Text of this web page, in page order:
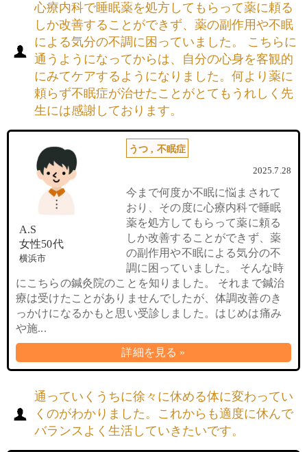
心療内科で睡眠薬を処方してもらって薬に頼る
しか改善することができず、薬の副作用や不眠
による気分の不調に困っていました。 こちらに
通うようになってからは、自分の心身を客観的
にみてケアするようになりました。何より薬に
頼らず不眠症が治せたことがとてもうれしく先
生には感謝しております。
A.S
女性50代
横浜市
うつ , 不眠症
2025.7.28
今まで何度か不眠に悩まされて
おり、その度に心療内科で睡眠
薬を処方してもらって薬に頼る
しか改善することができず、薬
の副作用や不眠による気分の不
調に困っていました。 そんな時
にこちらの鍼灸院のことを知りました。 それまで鍼治
療は受けたことがありませんでしたが、体調改善のき
っかけになるかもと思い受診しました。はじめは痛み
や施...
詳細を見る »
通っていくうちに徐々に休める体に変わってい
くのがわかりました。これからも適度に休んで
バランスよく生活していきたいです。